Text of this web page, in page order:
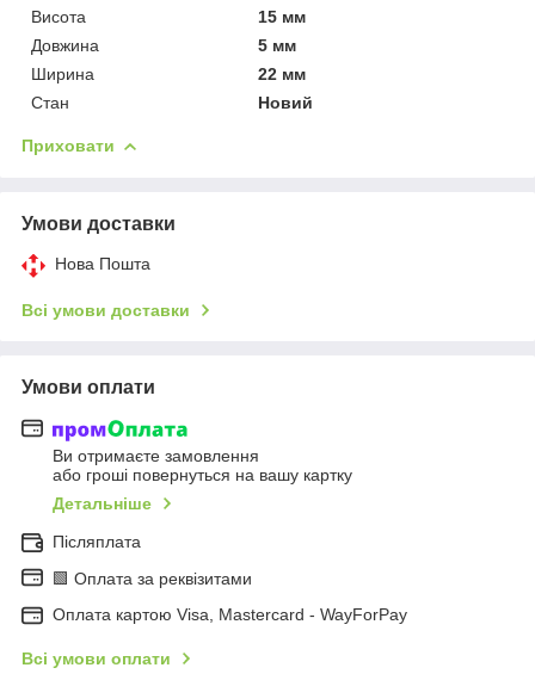
Висота
15 мм
Довжина
5 мм
Ширина
22 мм
Стан
Новий
Приховати
Умови доставки
Нова Пошта
Всі умови доставки
Умови оплати
Ви отримаєте замовлення
або гроші повернуться на вашу картку
Детальніше
Післяплата
🟩 Оплата за реквізитами
Оплата картою Visa, Mastercard - WayForPay
Всі умови оплати